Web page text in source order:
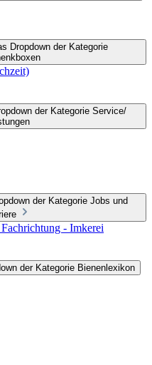
Dropdown der Kategorie
der Kategorie Service/
der Kategorie Jobs und
- Imkerei
der Kategorie Bienenlexikon